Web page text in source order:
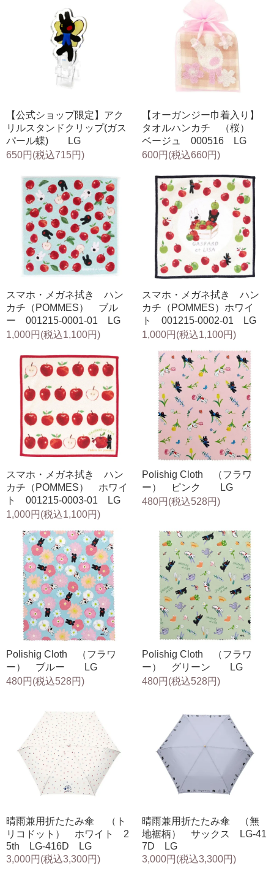
【公式ショップ限定】アク
リルスタンドクリップ(ガス
パール蝶) LG
650円(税込715円)
【オーガンジー巾着入り】
タオルハンカチ （桜）
ベージュ 000516 LG
600円(税込660円)
スマホ・メガネ拭き ハン
カチ（POMMES） ブル
ー 001215-0001-01 LG
1,000円(税込1,100円)
スマホ・メガネ拭き ハン
カチ（POMMES）ホワイ
ト 001215-0002-01 LG
1,000円(税込1,100円)
スマホ・メガネ拭き ハン
カチ（POMMES） ホワイ
ト 001215-0003-01 LG
1,000円(税込1,100円)
Polishig Cloth （フラワ
ー） ピンク LG
480円(税込528円)
Polishig Cloth （フラワ
ー） ブルー LG
480円(税込528円)
Polishig Cloth （フラワ
ー） グリーン LG
480円(税込528円)
晴雨兼用折たたみ傘 （ト
リコドット） ホワイト 2
5th LG-416D LG
3,000円(税込3,300円)
晴雨兼用折たたみ傘 （無
地裾柄） サックス LG-41
7D LG
3,000円(税込3,300円)